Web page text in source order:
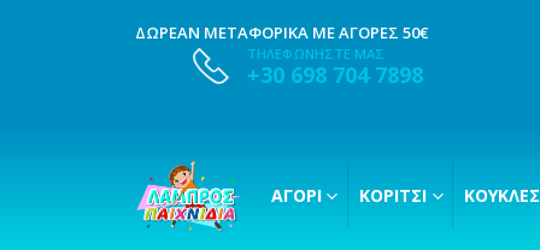
ΔΩΡΕΑΝ ΜΕΤΑΦΟΡΙΚΑ ΜΕ ΑΓΟΡΕΣ 50€
ΤΗΛΕΦΩΝΗΣΤΕ ΜΑΣ
+30 698 704 7898
ΑΓΌΡΙ ΚΟΡΊΤΣΙ